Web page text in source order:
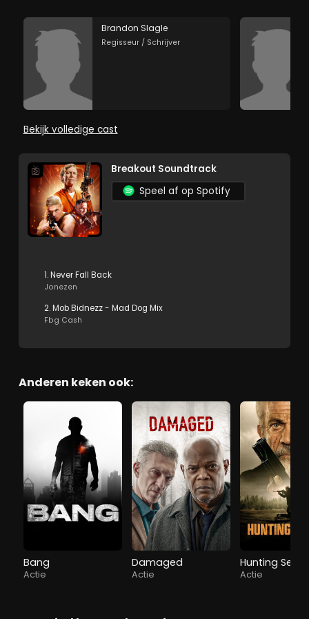
Brandon Slagle
Regisseur / Schrijver
Bekijk volledige cast
Breakout Soundtrack
Speel af op Spotify
1. Never Fall Back
Jonezen
2. Mob Bidnezz - Mad Dog Mix
Fbg Cash
Anderen keken ook:
Bang
Actie
Damaged
Actie
Hunting
Actie